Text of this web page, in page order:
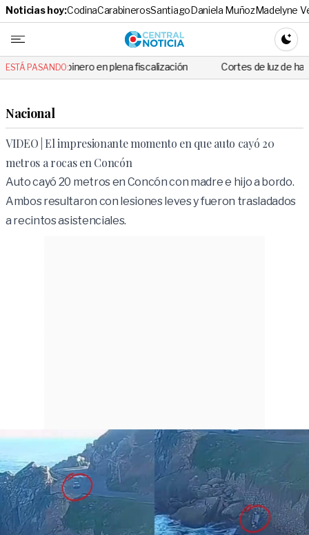
Noticias hoy:CodinaCarabinerosSantiagoDaniela MuñozMadelyne
Central
ESTÁ PASANDO:
en plena fiscalización Cortes de luz de hasta 8 horas
Nacional
VIDEO | El impresionante momento en que auto cayó 20
metros a rocas en Concón
Auto cayó 20 metros en Concón con madre e hijo a bordo.
Ambos resultaron con lesiones leves y fueron trasladados
a recintos asistenciales.